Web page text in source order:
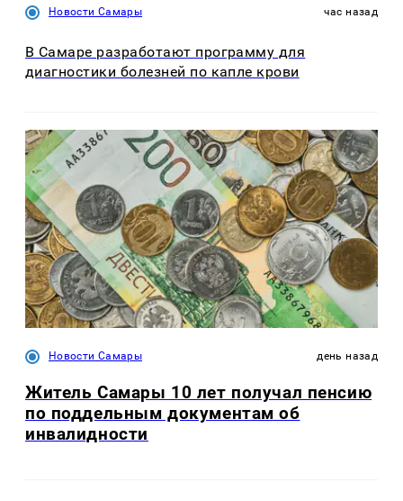
Новости Самары час назад
В Самаре разработают программу для
диагностики болезней по капле крови
Новости Самары день назад
Житель Самары 10 лет получал пенсию
по поддельным документам об
инвалидности